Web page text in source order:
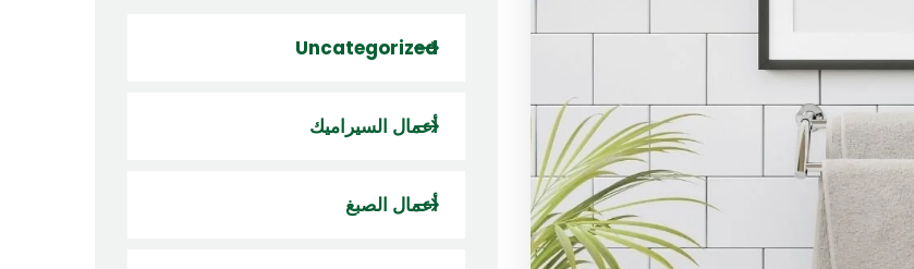
Uncategorized
أعمال السيراميك
أعمال الصبغ